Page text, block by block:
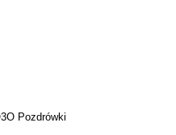
Pozdrówki